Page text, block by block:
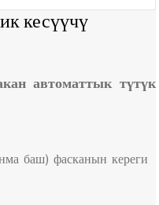
кесүүчү
автоматтык түтүк
баш) фасканын кереги